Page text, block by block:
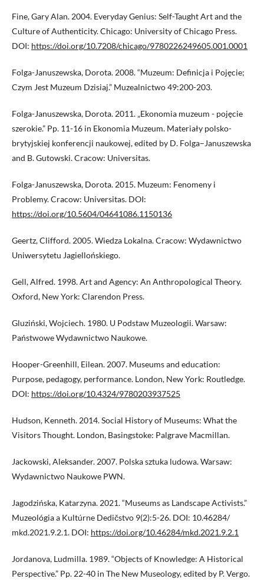
Fine, Gary Alan. 2004. Everyday Genius: Self-Taught Art and the
Culture of Authenticity. Chicago: University of Chicago Press.
DOI: https://doi.org/10.7208/chicago/9780226249605.001.0001
Folga-Januszewska, Dorota. 2008. “Muzeum: Definicja i Pojęcie;
Czym Jest Muzeum Dzisiaj.” Muzealnictwo 49:200-203.
Folga-Januszewska, Dorota. 2011. „Ekonomia muzeum - pojęcie
szerokie.” Pp. 11-16 in Ekonomia Muzeum. Materiały polsko-
brytyjskiej konferencji naukowej, edited by D. Folga–Januszewska
and B. Gutowski. Cracow: Universitas.
Folga-Januszewska, Dorota. 2015. Muzeum: Fenomeny i
Problemy. Cracow: Universitas. DOI:
https://doi.org/10.5604/04641086.1150136
Geertz, Clifford. 2005. Wiedza Lokalna. Cracow: Wydawnictwo
Uniwersytetu Jagiellońskiego.
Gell, Alfred. 1998. Art and Agency: An Anthropological Theory.
Oxford, New York: Clarendon Press.
Gluziński, Wojciech. 1980. U Podstaw Muzeologii. Warsaw:
Państwowe Wydawnictwo Naukowe.
Hooper-Greenhill, Eilean. 2007. Museums and education:
Purpose, pedagogy, performance. London, New York: Routledge.
DOI: https://doi.org/10.4324/9780203937525
Hudson, Kenneth. 2014. Social History of Museums: What the
Visitors Thought. London, Basingstoke: Palgrave Macmillan.
Jackowski, Aleksander. 2007. Polska sztuka ludowa. Warsaw:
Wydawnictwo Naukowe PWN.
Jagodzińska, Katarzyna. 2021. “Museums as Landscape Activists.”
Muzeológia a Kultúrne Dedičstvo 9(2):5-26. DOI: 10.46284/
mkd.2021.9.2.1. DOI: https://doi.org/10.46284/mkd.2021.9.2.1
Jordanova, Ludmilla. 1989. “Objects of Knowledge: A Historical
Perspective.” Pp. 22-40 in The New Museology, edited by P. Vergo.